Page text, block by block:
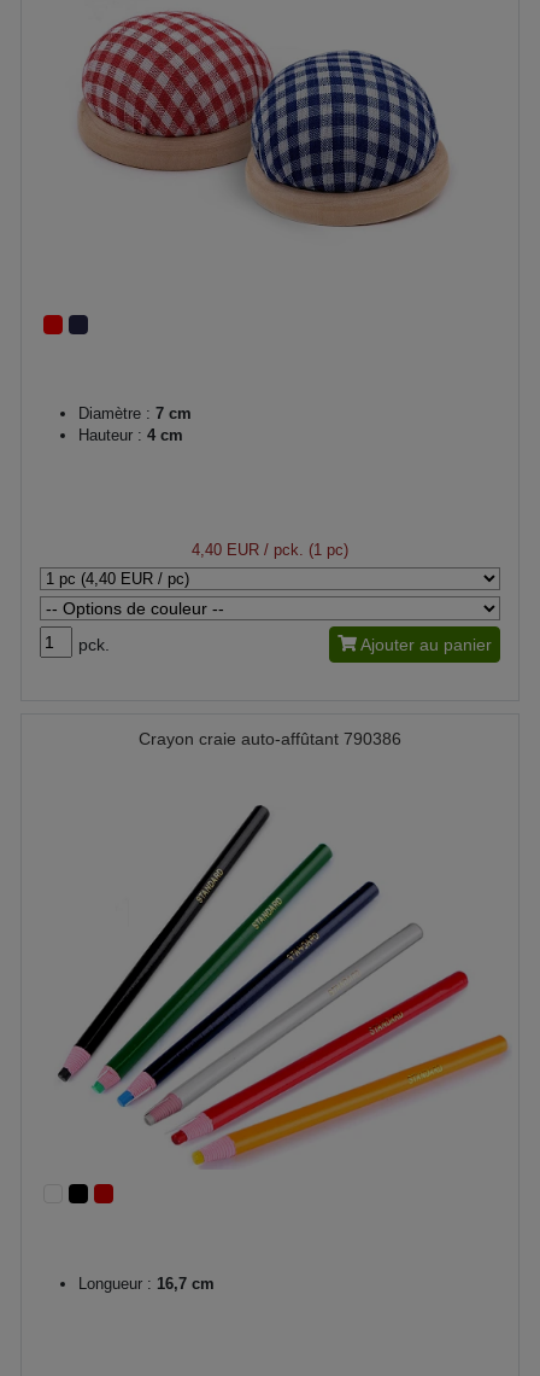
Diamètre : 7 cm
Hauteur : 4 cm
4,40 EUR / pck. (1 pc)
pck. Ajouter au panier
Crayon craie auto-affûtant 790386
Longueur : 16,7 cm